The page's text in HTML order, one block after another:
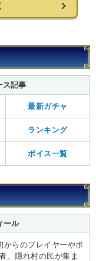
ス記事
最新ガチャ
ランキング
ボイス一覧
ール
からのプレイヤーやボ
、隠れ村の民が集ま